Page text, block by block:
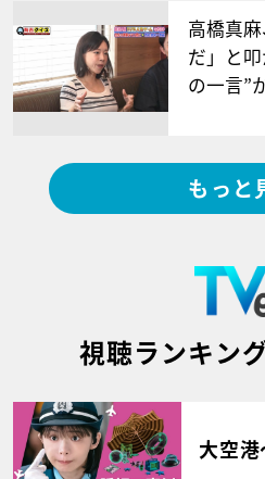
高橋真
だ」と
の一言”
もっと
視聴ランキン
大空